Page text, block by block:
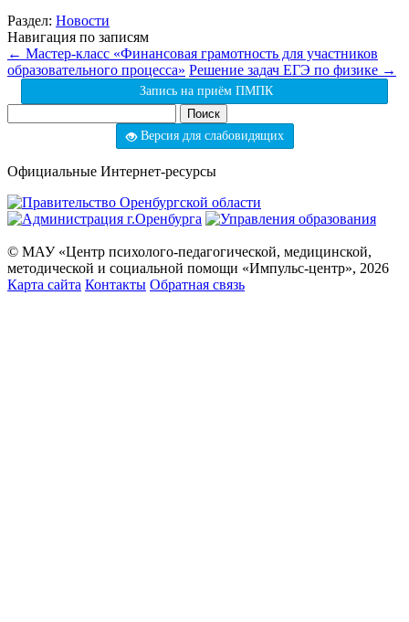
Раздел: Новости
Навигация по записям
← Мастер-класс «Финансовая грамотность для участников
образовательного процесса» Решение задач ЕГЭ по физике →
Запись на приём ПМПК
Версия для слабовидящих
Официальные Интернет-ресурсы
© МАУ «Центр психолого-педагогической, медицинской,
методической и социальной помощи «Импульс-центр», 2026
Карта сайта Контакты Обратная связь